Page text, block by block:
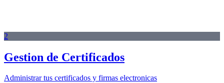
2
Gestion de Certificados
Administrar tus certificados y firmas electronicas